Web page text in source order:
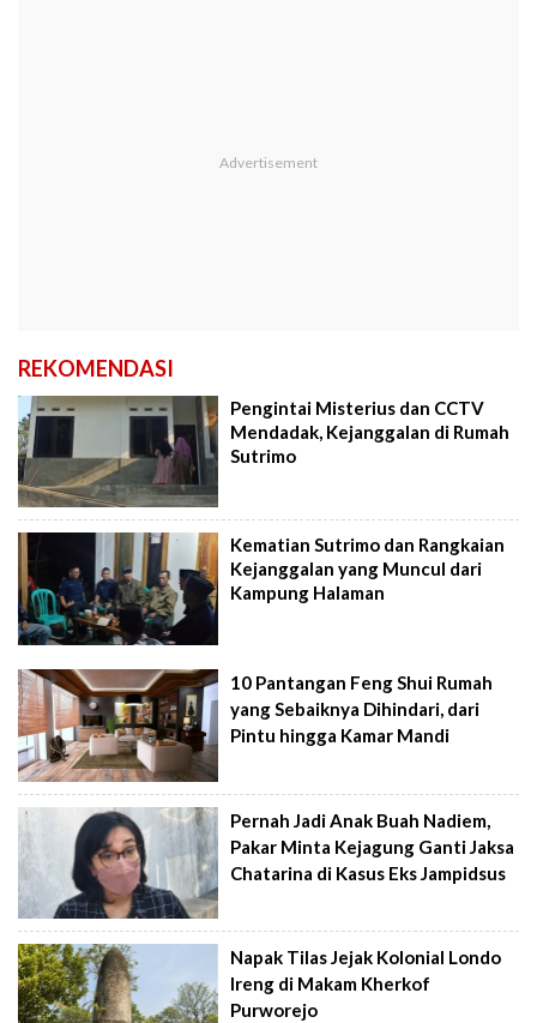
REKOMENDASI
Pengintai Misterius dan CCTV
Mendadak, Kejanggalan di Rumah
Sutrimo
Kematian Sutrimo dan Rangkaian
Kejanggalan yang Muncul dari
Kampung Halaman
10 Pantangan Feng Shui Rumah
yang Sebaiknya Dihindari, dari
Pintu hingga Kamar Mandi
Pernah Jadi Anak Buah Nadiem,
Pakar Minta Kejagung Ganti Jaksa
Chatarina di Kasus Eks Jampidsus
Napak Tilas Jejak Kolonial Londo
Ireng di Makam Kherkof
Purworejo